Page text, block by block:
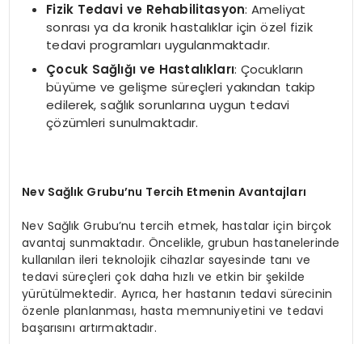
Fizik Tedavi ve Rehabilitasyon: Ameliyat
sonrası ya da kronik hastalıklar için özel fizik
tedavi programları uygulanmaktadır.
Çocuk Sağlığı ve Hastalıkları: Çocukların
büyüme ve gelişme süreçleri yakından takip
edilerek, sağlık sorunlarına uygun tedavi
çözümleri sunulmaktadır.
Nev Sağlık Grubu’nu Tercih Etmenin Avantajları
Nev Sağlık Grubu’nu tercih etmek, hastalar için birçok
avantaj sunmaktadır. Öncelikle, grubun hastanelerinde
kullanılan ileri teknolojik cihazlar sayesinde tanı ve
tedavi süreçleri çok daha hızlı ve etkin bir şekilde
yürütülmektedir. Ayrıca, her hastanın tedavi sürecinin
özenle planlanması, hasta memnuniyetini ve tedavi
başarısını artırmaktadır.